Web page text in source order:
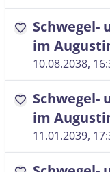
favorite Schwegel-
im
10.08.2038,
favorite Schwegel-
im
11.01.2039,